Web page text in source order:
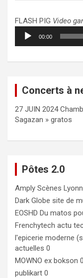
FLASH PIG Video
Lecteur
audio
00:00
Concerts à
27 JUIN 2024
Sagazan » gratos
Pôtes 2.0
Amply Scènes
Dark Globe site de
EOSHD Du matos
Frenchytech actu
l'epicerie moderne
actuelles 0
MOWNO ex bokson 0
publikart 0